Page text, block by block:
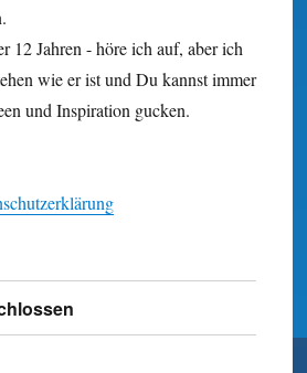
12 Jahren - höre ich auf, aber ich
wie er ist und Du kannst immer
und Inspiration gucken.